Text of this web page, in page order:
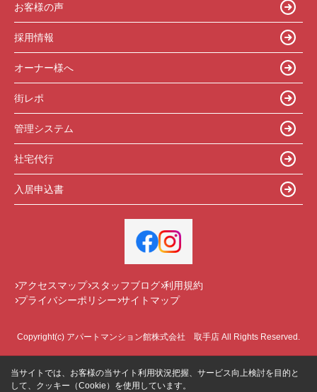
お客様の声
採用情報
オーナー様へ
街レポ
管理システム
社宅代行
入居申込書
アクセスマップ スタッフブログ 利用規約
プライバシーポリシー サイトマップ
Copyright(c) アパートマンション館株式会社 取手店 All Rights Reserved.
当サイトでは、お客様の当サイト利用状況把握、サービス向上検討を目的と
して、クッキー（Cookie）を使用しています。